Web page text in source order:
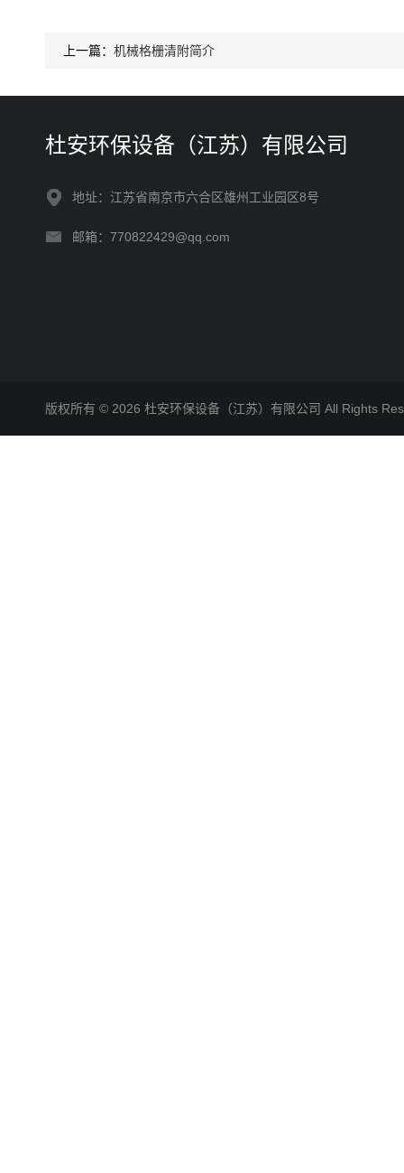
上一篇： ​机械格栅清附简介
杜安环保设备（江苏）有限公司
地址：江苏省南京市六合区雄州工业园区8号
邮箱：770822429@qq.com
版权所有 © 2026 杜安环保设备（江苏）有限公司 All Rights